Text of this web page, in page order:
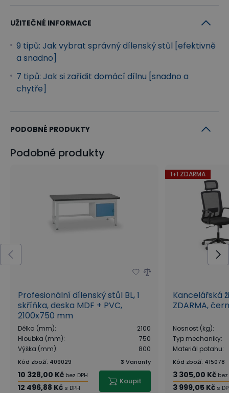
UŽITEČNÉ INFORMACE
9 tipů: Jak vybrat správný dílenský stůl [efektivně
a snadno]
7 tipů: Jak si zařídit domácí dílnu [snadno a
chytře]
PODOBNÉ PRODUKTY
Podobné produkty
Profesionální dílenský stůl BL, 1
skříňka, deska MDF + PVC,
2100x750 mm
Délka (mm):
2100
Hloubka (mm):
750
Výška (mm): 800
Kód zboží: 409029 3 Varianty
10 328,00 Kč bez DPH
12 496,88 Kč s DPH
Koupit
1+1 ZDARMA
Kancelářská
ZDARMA,
Nosnost (kg):
Typ mechaniky:
Materiál potahu:
Kód zboží: 415078
3 305,00 Kč bez
3 999,05 Kč s